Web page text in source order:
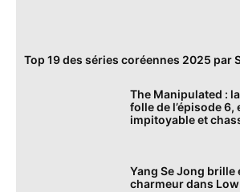
Top 19 des séries coréennes 2025 par
The Manipulated :
folle de l’épisode 6,
impitoyable et
Yang Se Jong brille
charmeur dans